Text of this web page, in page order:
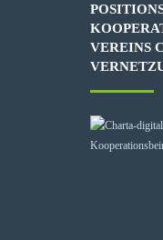
VEREINS